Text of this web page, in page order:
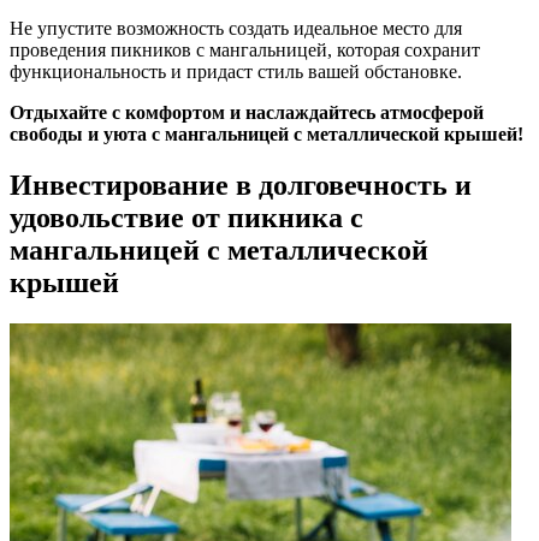
Не упустите возможность создать идеальное место для
проведения пикников с мангальницей, которая сохранит
функциональность и придаст стиль вашей обстановке.
Отдыхайте с комфортом и наслаждайтесь атмосферой
свободы и уюта с мангальницей с металлической крышей!
Инвестирование в долговечность и
удовольствие от пикника с
мангальницей с металлической
крышей